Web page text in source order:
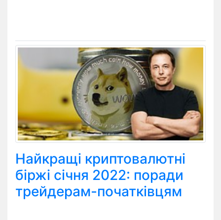
Найкращі криптовалютні
біржі січня 2022: поради
трейдерам-початківцям